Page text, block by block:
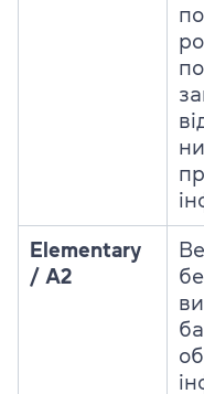
Elementary
/ A2